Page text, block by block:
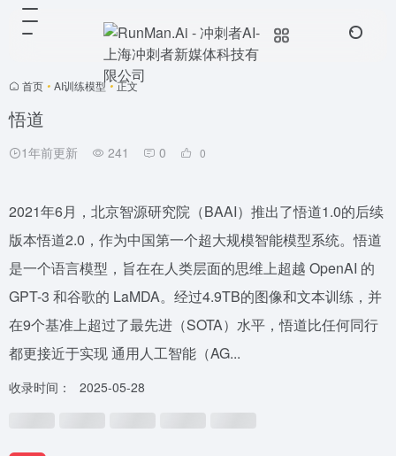
首页 • AI训练模型 • 正文
悟道
1年前更新 241 0 0
2021年6月，北京智源研究院（BAAI）推出了悟道1.0的后续
版本悟道2.0，作为中国第一个超大规模智能模型系统。悟道
是一个语言模型，旨在在人类层面的思维上超越 OpenAI 的
GPT-3 和谷歌的 LaMDA。经过4.9TB的图像和文本训练，并
在9个基准上超过了最先进（SOTA）水平，悟道比任何同行
都更接近于实现 通用人工智能（AG...
收录时间： 2025-05-28